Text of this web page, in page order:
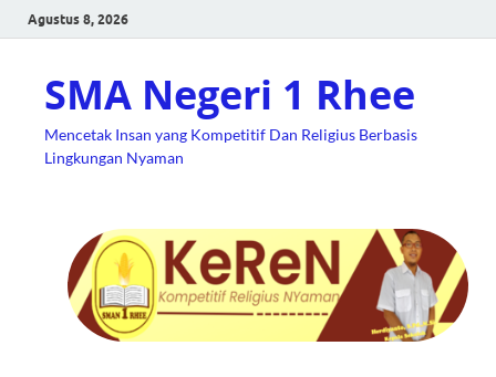
Agustus 8, 2026
SMA Negeri 1 Rhee
Mencetak Insan yang Kompetitif Dan Religius Berbasis
Lingkungan Nyaman